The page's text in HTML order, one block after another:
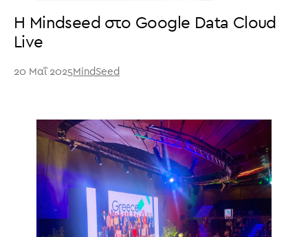
Η Mindseed στο Google Data Cloud
Live
20 Μαΐ 2025MindSeed